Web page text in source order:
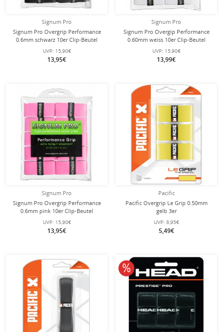
Signum Pro
Signum Pro Overgrip Performance
0.6mm schwarz 10er Clip-Beutel
UVP: 15,90€
13,95€
Signum Pro
Signum Pro Overgip Performance
0.60mm weiss 10er Clip-Beutel
UVP: 15,90€
13,99€
Signum Pro
Signum Pro Overgrip Performance
0.6mm pink 10er Clip-Beutel
UVP: 15,90€
13,95€
Pacific
Pacific Overgrip Le Grip 0.50mm
gelb 3er
UVP: 8,95€
5,49€
10% reduziert